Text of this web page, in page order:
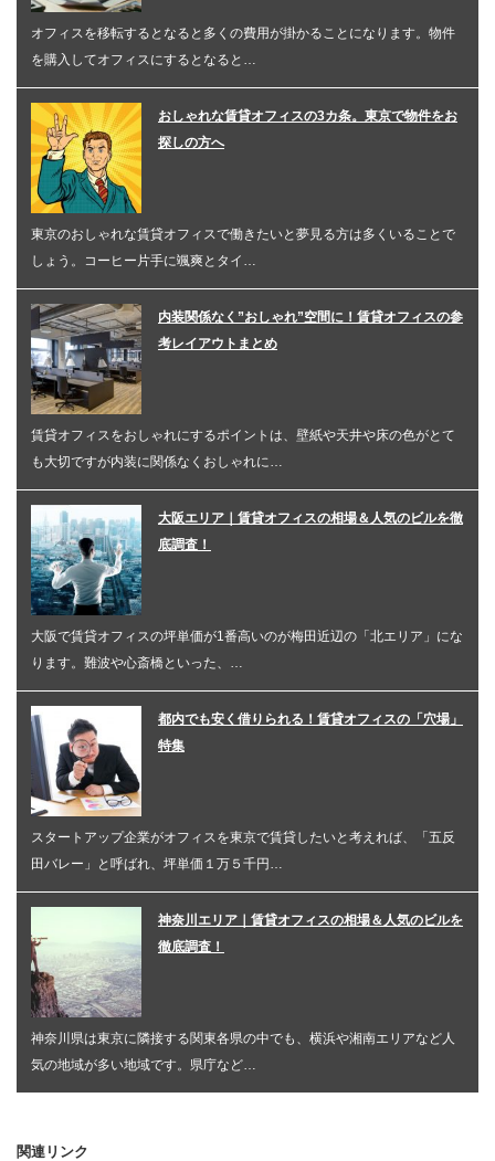
オフィスを移転するとなると多くの費用が掛かることになります。物件
を購入してオフィスにするとなると…
おしゃれな賃貸オフィスの3カ条。東京で物件をお
探しの方へ
東京のおしゃれな賃貸オフィスで働きたいと夢見る方は多くいることで
しょう。コーヒー片手に颯爽とタイ…
内装関係なく”おしゃれ”空間に！賃貸オフィスの参
考レイアウトまとめ
賃貸オフィスをおしゃれにするポイントは、壁紙や天井や床の色がとて
も大切ですが内装に関係なくおしゃれに…
大阪エリア｜賃貸オフィスの相場＆人気のビルを徹
底調査！
大阪で賃貸オフィスの坪単価が1番高いのが梅田近辺の「北エリア」にな
ります。難波や心斎橋といった、…
都内でも安く借りられる！賃貸オフィスの「穴場」
特集
スタートアップ企業がオフィスを東京で賃貸したいと考えれば、「五反
田バレー」と呼ばれ、坪単価１万５千円…
神奈川エリア｜賃貸オフィスの相場＆人気のビルを
徹底調査！
神奈川県は東京に隣接する関東各県の中でも、横浜や湘南エリアなど人
気の地域が多い地域です。県庁など…
関連リンク